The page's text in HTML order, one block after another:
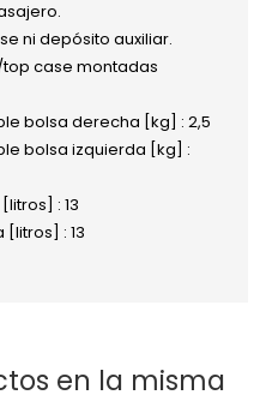
ni depósito auxiliar.
case montadas
bolsa derecha [kg] : 2,5
bolsa izquierda [kg] :
: 13
: 13
en la misma